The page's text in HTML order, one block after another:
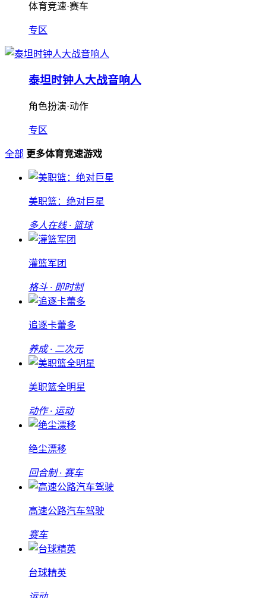
体育竞速·赛车
专区
泰坦时钟人大战音响人
角色扮演·动作
专区
全部 更多体育竞速游戏
美职篮：绝对巨星
多人在线 · 篮球
灌篮军团
格斗 · 即时制
追逐卡蕾多
养成 · 二次元
美职篮全明星
动作 · 运动
绝尘漂移
回合制 · 赛车
高速公路汽车驾驶
赛车
台球精英